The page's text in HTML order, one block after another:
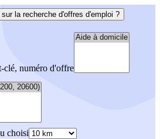
sur la recherche d'offres d'emploi ?
clé, numéro d'offre
choisi